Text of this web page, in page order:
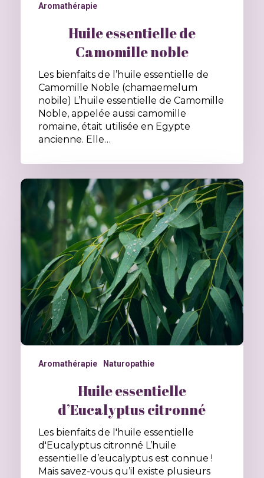
Aromathérapie
Huile essentielle de
Camomille noble
Les bienfaits de l’huile essentielle de
Camomille Noble (chamaemelum
nobile) L’huile essentielle de Camomille
Noble, appelée aussi camomille
romaine, était utilisée en Egypte
ancienne. Elle…
Aromathérapie Naturopathie
Huile essentielle
d’Eucalyptus citronné
Les bienfaits de l'huile essentielle
d'Eucalyptus citronné L’huile
essentielle d’eucalyptus est connue !
Mais savez-vous qu’il existe plusieurs